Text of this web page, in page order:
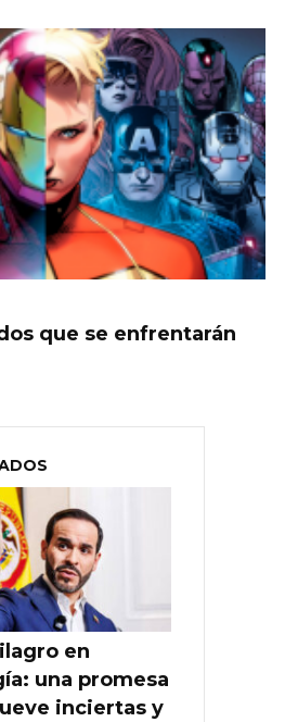
que se enfrentarán
en
una promesa
inciertas y